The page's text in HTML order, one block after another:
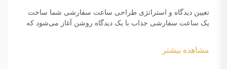
تعیین دیدگاه و استراتژی طراحی ساعت سفارشی شما ساخت
یک ساعت سفارشی جذاب با یک دیدگاه روشن آغاز می‌شود که
قصد دارید کالای تبلیغاتی با نام برند خود را بسازید یا یک لوازم
جانبی شخصی...
مشاهده بیشتر